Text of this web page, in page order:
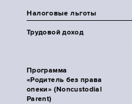
Налоговые льготы
Трудовой доход
Программа
«Родитель без права
опеки» (Noncustodial
Parent)